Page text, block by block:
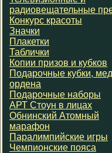
радиовещательные
Конкурс красоты
Значки
Плакетки
Таблички
Копии призов и кубков
Подарочные кубки,
ордена
Подарочные наборы
АРТ Стоун в лицах
Обнинский Атомный
марафон
Паралимпийские игры
Чемпионские пояса